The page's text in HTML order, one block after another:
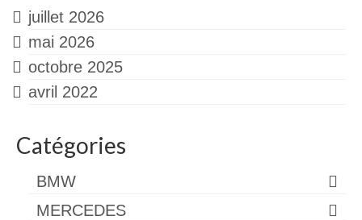
juillet 2026
mai 2026
octobre 2025
avril 2022
Catégories
BMW
MERCEDES